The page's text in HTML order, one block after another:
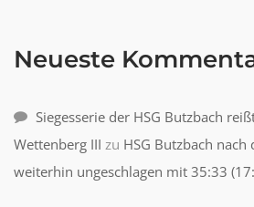
Neueste
Siegesserie der HSG Butzbach
Wettenberg III zu HSG Butzbach
weiterhin ungeschlagen mit 35:33